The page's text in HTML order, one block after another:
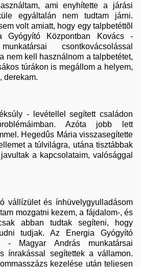
ami enyhítette a járási
egyáltalán nem tudtam járni.
volt amiatt, hogy egy talpbetéttõl
Gyógyító Központban Kovács -
csontkovácsolással
nem kell használnom a talpbetétet,
túrákon is megállom a helyem,
derekam.
- levétellel segített családon
Azóta jobb lett
Hegedûs Mária visszasegítette
a túlvilágra, utána tisztábbak
a kapcsolataim, valósággal
vállízület és ínhüvelygyulladásom
mozgatni kezem, a fájdalom-, és
abban tudtak segíteni, hogy
tudjak. Az Energia Gyógyító
- Magyar András munkatársai
ínrakással segítettek a vállamon.
kezelése után teljesen